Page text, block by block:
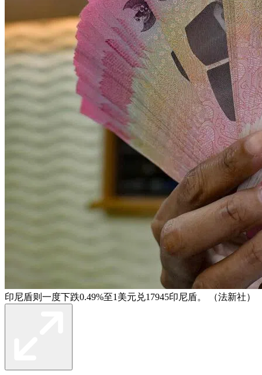
印尼盾则一度下跌0.49%至1美元兑17945印尼盾。 （法新社）